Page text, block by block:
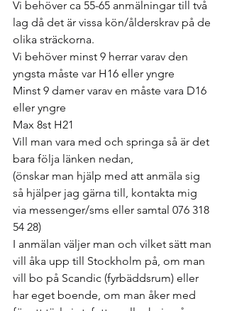
Vi behöver ca 55-65 anmälningar till två
lag då det är vissa kön/ålderskrav på de
olika sträckorna.
Vi behöver minst 9 herrar varav den
yngsta måste var H16 eller yngre
Minst 9 damer varav en måste vara D16
eller yngre
Max 8st H21
Vill man vara med och springa så är det
bara följa länken nedan,
(önskar man hjälp med att anmäla sig
så hjälper jag gärna till, kontakta mig
via messenger/sms eller samtal 076 318
54 28)
I anmälan väljer man och vilket sätt man
vill åka upp till Stockholm på, om man
vill bo på Scandic (fyrbäddsrum) eller
har eget boende, om man åker med